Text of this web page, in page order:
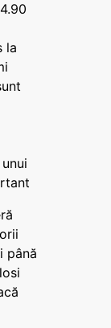
la
până